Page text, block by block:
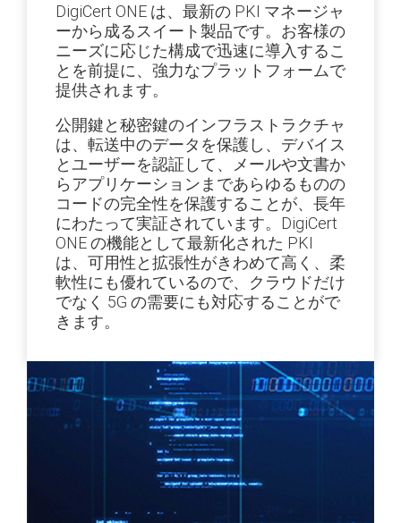
DigiCert ONE は、最新の PKI マネージャ
ーから成るスイート製品です。お客様の
ニーズに応じた構成で迅速に導入するこ
とを前提に、強力なプラットフォームで
提供されます。
公開鍵と秘密鍵のインフラストラクチャ
は、転送中のデータを保護し、デバイス
とユーザーを認証して、メールや文書か
らアプリケーションまであらゆるものの
コードの完全性を保護することが、長年
にわたって実証されています。DigiCert
ONE の機能として最新化された PKI
は、可用性と拡張性がきわめて高く、柔
軟性にも優れているので、クラウドだけ
でなく 5G の需要にも対応することがで
きます。